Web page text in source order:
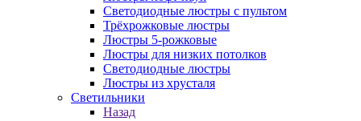
Светодиодные люстры с пультом
Трёхрожковые люстры
Люстры 5-рожковые
Люстры для низких потолков
Cветодиодные люстры
Люстры из хрусталя
Светильники
Назад